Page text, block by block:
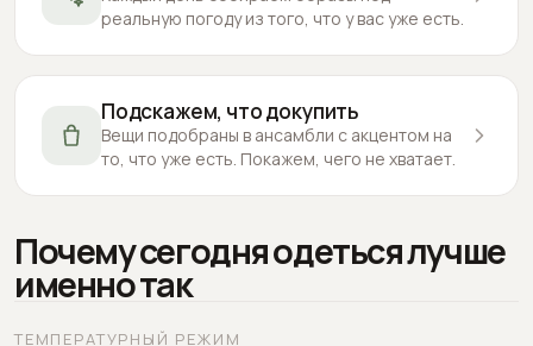
реальную погоду из того, что у вас уже есть.
Подскажем, что докупить
Вещи подобраны в ансамбли с акцентом на
то, что уже есть. Покажем, чего не хватает.
Почему сегодня одеться лучше
именно так
ТЕМПЕРАТУРНЫЙ РЕЖИМ